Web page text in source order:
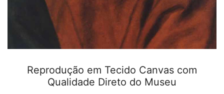
Reprodução em Tecido Canvas com
Qualidade Direto do Museu